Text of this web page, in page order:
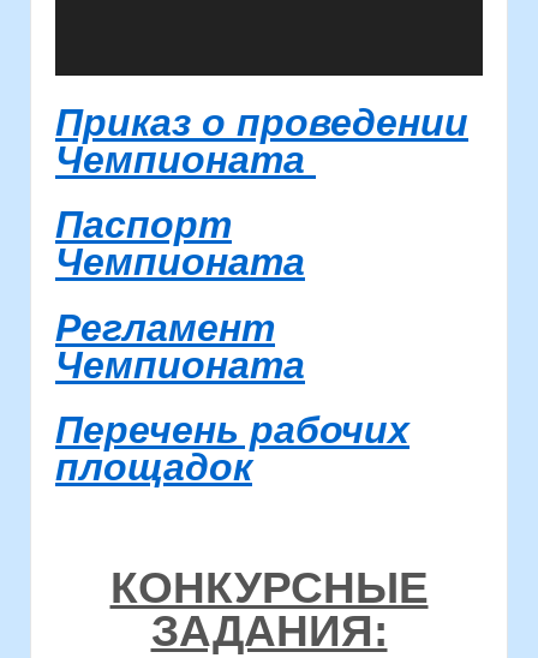
Приказ о проведении
Чемпионата
Паспорт
Чемпионата
Регламент
Чемпионата
Перечень рабочих
площадок
КОНКУРСНЫЕ
ЗАДАНИЯ: